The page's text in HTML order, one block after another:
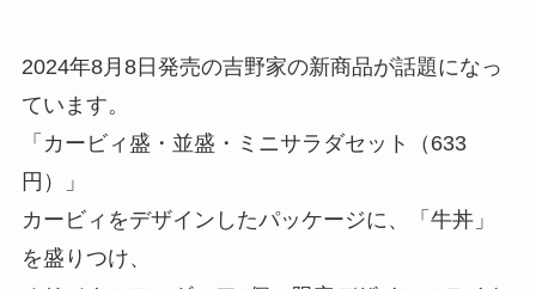
2024年8月8日発売の吉野家の新商品が話題になっ
ています。
「カービィ盛・並盛・ミニサラダセット（633
円）」
カービィをデザインしたパッケージに、「牛丼」
を盛りつけ、